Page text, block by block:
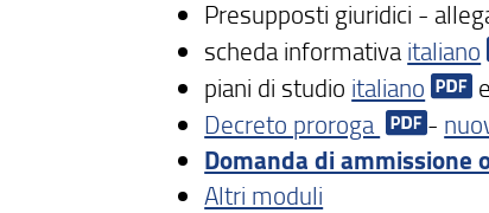
Presupposti giuridici -
scheda informativa italiano
piani di studio italiano e
Decreto proroga
-
Domanda di ammissione
Altri moduli